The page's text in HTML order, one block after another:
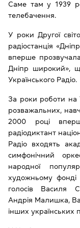
Саме там у 1939
телебачення.
У роки Другої
радіостанція
вперше
Дніпр широкий»,
Українського Радіо.
За роки роботи на
розважальних,
2000 році
радіодиктант
Радіо входять
симфонічний
народної
художньому фонді
голосів Василя
Андрія Малишка,
інших українських